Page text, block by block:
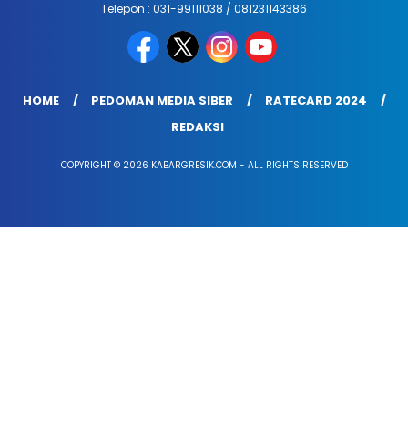
Telepon : 031-99111038 / 081231143386
HOME PEDOMAN MEDIA SIBER
RATECARD 2024
REDAKSI
COPYRIGHT © 2026 KABARGRESIK.COM - ALL RIGHTS RESERVED